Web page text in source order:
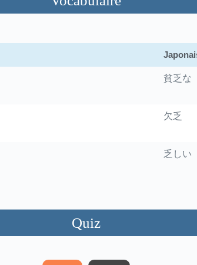
貧乏な
欠乏
乏しい
Quiz